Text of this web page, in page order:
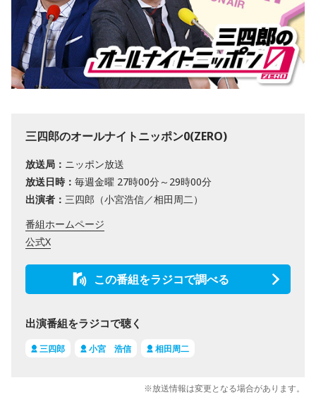
三四郎のオールナイトニッポン0(ZERO)
放送局： ニッポン放送
放送日時： 毎週金曜 27時00分～29時00分
出演者： 三四郎（小宮浩信／相田周二）
番組ホームページ
公式X
この番組をラジコで調べる
出演番組をラジコで聴く
三四郎 小宮 浩信 相田周二
※放送情報は変更となる場合があります。